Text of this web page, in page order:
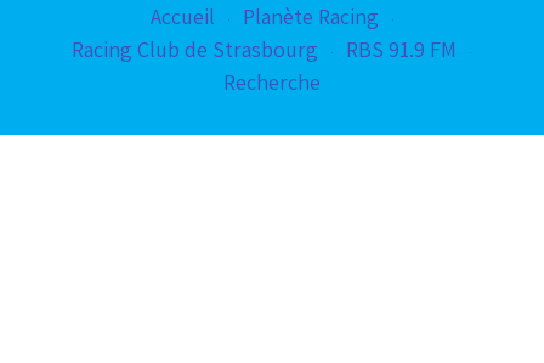
Accueil
Planète Racing
Racing Club de Strasbourg
RBS 91.9 FM
Recherche